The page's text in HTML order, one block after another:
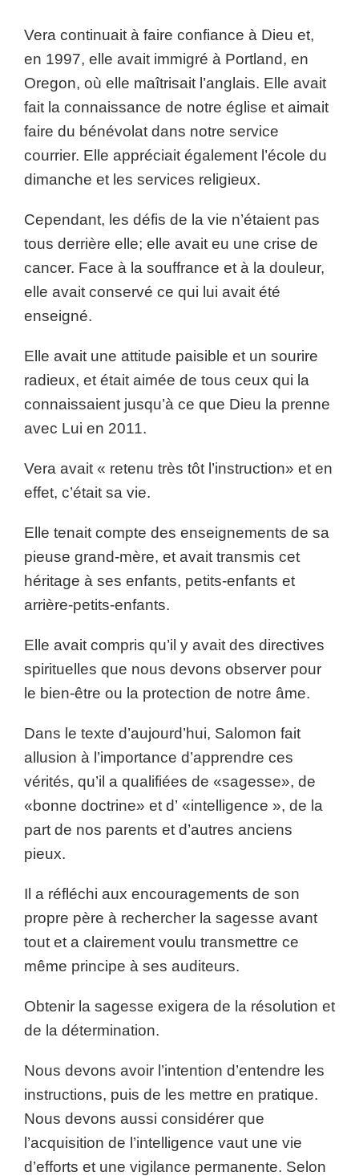
Vera continuait à faire confiance à Dieu et,
en 1997, elle avait immigré à Portland, en
Oregon, où elle maîtrisait l’anglais. Elle avait
fait la connaissance de notre église et aimait
faire du bénévolat dans notre service
courrier. Elle appréciait également l’école du
dimanche et les services religieux.
Cependant, les défis de la vie n’étaient pas
tous derrière elle; elle avait eu une crise de
cancer. Face à la souffrance et à la douleur,
elle avait conservé ce qui lui avait été
enseigné.
Elle avait une attitude paisible et un sourire
radieux, et était aimée de tous ceux qui la
connaissaient jusqu’à ce que Dieu la prenne
avec Lui en 2011.
Vera avait « retenu très tôt l’instruction» et en
effet, c’était sa vie.
Elle tenait compte des enseignements de sa
pieuse grand-mère, et avait transmis cet
héritage à ses enfants, petits-enfants et
arrière-petits-enfants.
Elle avait compris qu’il y avait des directives
spirituelles que nous devons observer pour
le bien-être ou la protection de notre âme.
Dans le texte d’aujourd’hui, Salomon fait
allusion à l’importance d’apprendre ces
vérités, qu’il a qualifiées de «sagesse», de
«bonne doctrine» et d’ «intelligence », de la
part de nos parents et d’autres anciens
pieux.
Il a réfléchi aux encouragements de son
propre père à rechercher la sagesse avant
tout et a clairement voulu transmettre ce
même principe à ses auditeurs.
Obtenir la sagesse exigera de la résolution et
de la détermination.
Nous devons avoir l’intention d’entendre les
instructions, puis de les mettre en pratique.
Nous devons aussi considérer que
l’acquisition de l’intelligence vaut une vie
d’efforts et une vigilance permanente. Selon